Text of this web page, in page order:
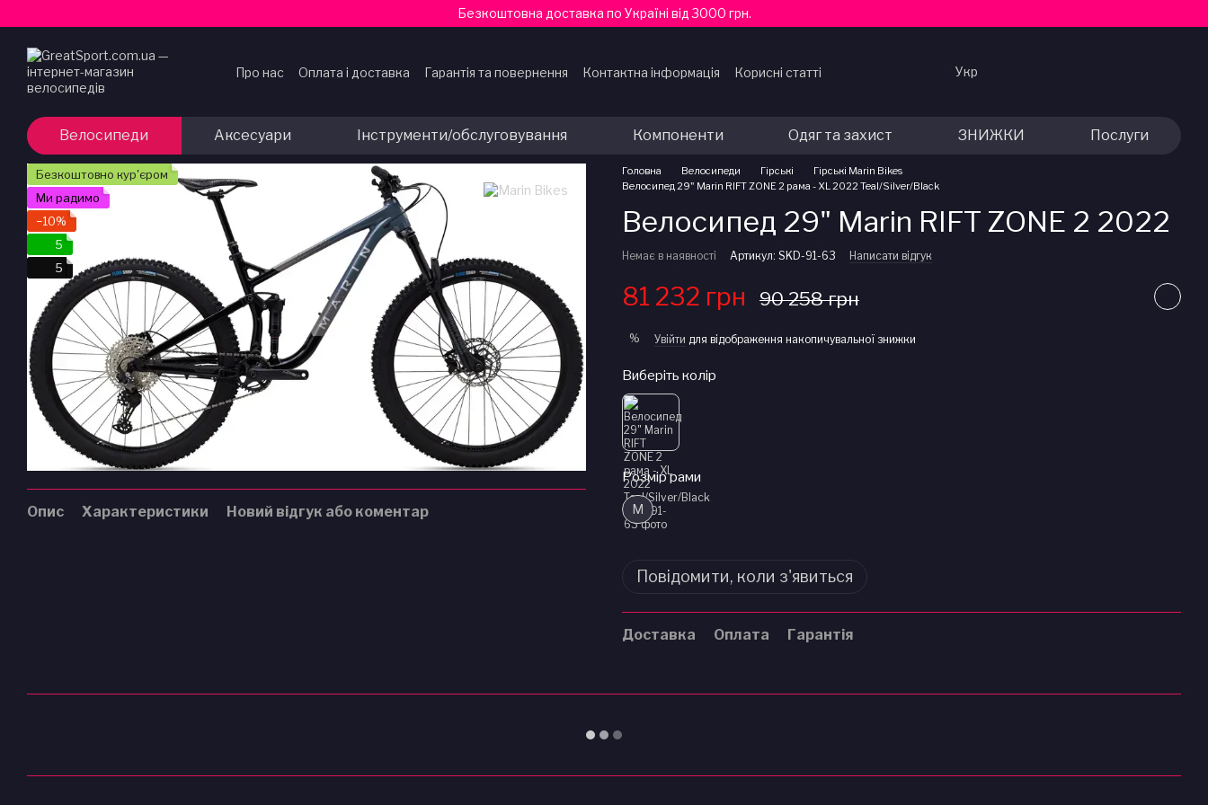
Безкоштовна доставка по Україні від 3000 грн.
Про нас Оплата і доставка Гарантія та повернення Контактна інформація
Корисні статті
Укр
Велосипеди Аксесуари Інструменти/обслуговування Компоненти Одяг та захист ЗНИЖКИ Послуги
Безкоштовно кур'єром
Ми радимо
−10%
5
5
Опис Характеристики Новий відгук або коментар
Головна Велосипеди Гірські
Гірські Marin Bikes
Велосипед 29" Marin RIFT ZONE 2 рама - XL 2022 Teal/Silver/Black
Велосипед 29" Marin RIFT ZONE 2 2022
Немає в наявності Артикул: SKD-91-63 Написати відгук
81 232 грн 90 258 грн
% Увійти для відображення накопичувальної знижки
Виберіть колір
Розмір рами
M
Повідомити, коли з'явиться
Доставка Оплата Гарантія